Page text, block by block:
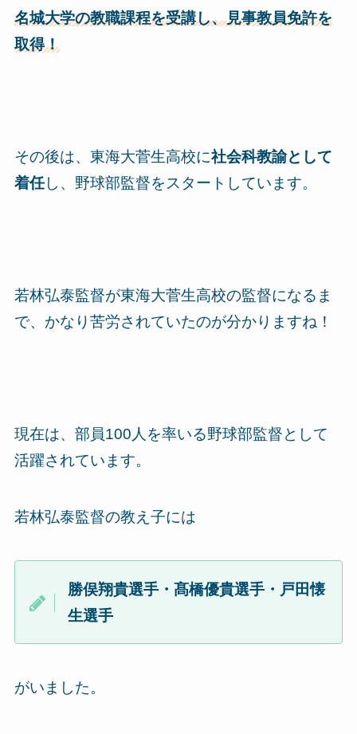
名城大学の教職課程を受講し、見事教員免許を
取得！
その後は、東海大菅生高校に社会科教諭として
着任し、 野球部監督をスタート しています。
若林弘泰監督が東海大菅生高校の監督になるま
で、かなり苦労されていたのが分かりますね！
現在は、部員100人を率いる野球部監督として
活躍されています。
若林弘泰監督の教え子には
勝俣翔貴選手・髙橋優貴選手・戸田懐
生選手
がいました。